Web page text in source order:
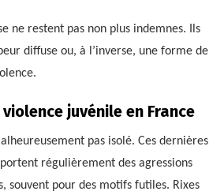
ne restent pas non plus indemnes. Ils
diffuse ou, à l’inverse, une forme de
juvénile en France
pas isolé. Ces dernières
régulièrement des agressions
souvent pour des motifs futiles. Rixes